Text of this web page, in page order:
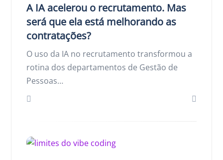
A IA acelerou o recrutamento. Mas
será que ela está melhorando as
contratações?
O uso da IA no recrutamento transformou a
rotina dos departamentos de Gestão de
Pessoas…